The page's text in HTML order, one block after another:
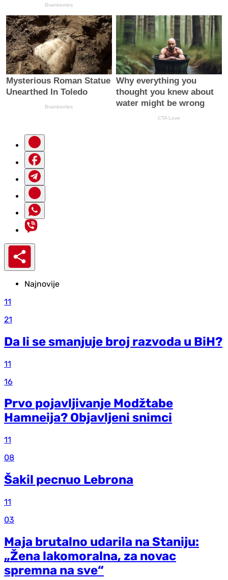
Najnovije
11
21
Da li se smanjuje broj razvoda u BiH?
11
16
Prvo pojavljivanje Modžtabe
Hamneija? Objavljeni snimci
11
08
Šakil pecnuo Lebrona
11
03
Maja brutalno udarila na Staniju:
„Žena lakomoralna, za novac
spremna na sve“